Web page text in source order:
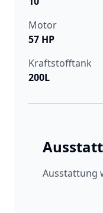
Motor
57 HP
Kraftstofftank
200L
Ausstattung